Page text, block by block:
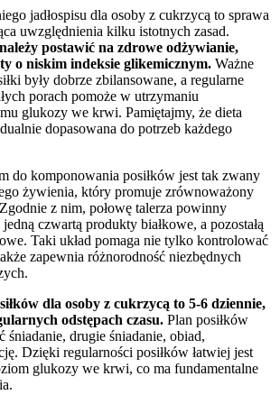
jadłospisu dla osoby z cukrzycą to sprawa
uwzględnienia kilku istotnych zasad.
postawić na zdrowe odżywianie,
o niskim indeksie glikemicznym. Ważne
były dobrze zbilansowane, a regularne
porach pomoże w utrzymaniu
glukozy we krwi. Pamiętajmy, że dieta
dopasowana do potrzeb każdego
do komponowania posiłków jest tak zwany
żywienia, który promuje zrównoważony
z nim, połowę talerza powinny
czwartą produkty białkowe, a pozostałą
Taki układ pomaga nie tylko kontrolować
zapewnia różnorodność niezbędnych
dla osoby z cukrzycą to 5-6 dziennie,
odstępach czasu. Plan posiłków
śniadanie, drugie śniadanie, obiad,
Dzięki regularności posiłków łatwiej jest
glukozy we krwi, co ma fundamentalne